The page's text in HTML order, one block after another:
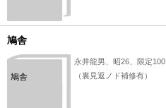
鳩舎
鳩舎
永井龍男、昭26、限定100
（裏見返ノド補修有）